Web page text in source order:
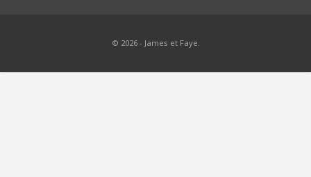
© 2026 - James et Faye.